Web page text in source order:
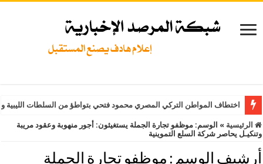
اختطاف المواطن التركي المصري محمود فتحي بتواطؤ من السلطات
الرئيسية » الوسم: موظفو تجارة الجملة يستغيثون: أجور منهوبة وعقود مريبة
وتنكيـل يحاصر شركة السلع التموينية
أرشيف الوسم : موظفو تجارة الجملة